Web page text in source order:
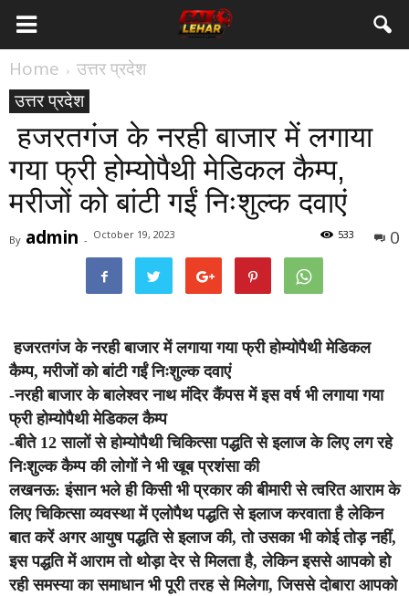
Home
उत्तर प्रदेश
उत्तर प्रदेश
हजरतगंज के नरही बाजार में लगाया
गया फ्री होम्योपैथी मेडिकल कैम्प,
मरीजों को बांटी गईं निःशुल्क दवाएं
By admin - October 19, 2023 0
533
हजरतगंज के नरही बाजार में लगाया गया फ्री होम्योपैथी मेडिकल
कैम्प, मरीजों को बांटी गईं निःशुल्क दवाएं
-नरही बाजार के बालेश्वर नाथ मंदिर कैंपस में इस वर्ष भी लगाया गया
फ्री होम्योपैथी मेडिकल कैम्प
-बीते 12 सालों से होम्योपैथी चिकित्सा पद्धति से इलाज के लिए लग रहे
निःशुल्क कैम्प की लोगों ने भी खूब प्रशंसा की
लखनऊ: इंसान भले ही किसी भी प्रकार की बीमारी से त्वरित आराम के
लिए चिकित्सा व्यवस्था में एलोपैथ पद्धति से इलाज करवाता है लेकिन
बात करें अगर आयुष पद्धति से इलाज की, तो उसका भी कोई तोड़ नहीं,
इस पद्धति में आराम तो थोड़ा देर से मिलता है, लेकिन इससे आपको हो
रही समस्या का समाधान भी पूरी तरह से मिलेगा, जिससे दोबारा आपको